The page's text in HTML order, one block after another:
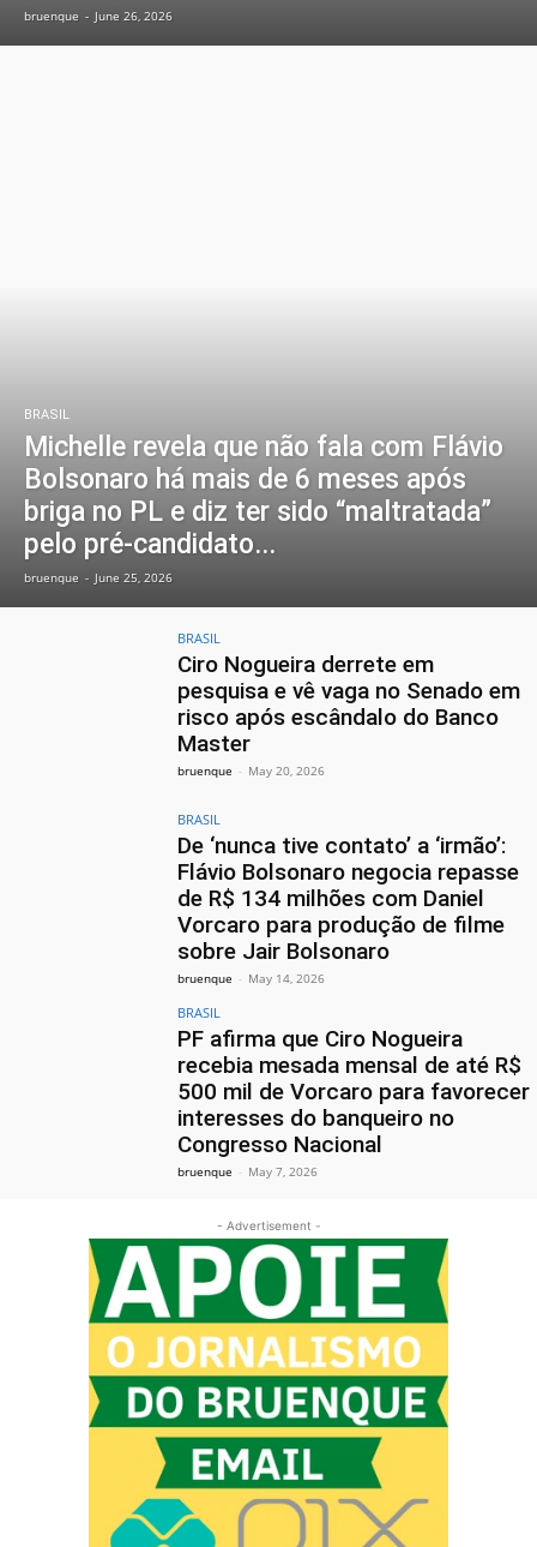
bruenque - June 26, 2026
BRASIL
Michelle revela que não fala com Flávio
Bolsonaro há mais de 6 meses após
briga no PL e diz ter sido “maltratada”
pelo pré-candidato...
bruenque - June 25, 2026
BRASIL
Ciro Nogueira derrete em
pesquisa e vê vaga no Senado em
risco após escândalo do Banco
Master
bruenque - May 20, 2026
BRASIL
De ‘nunca tive contato’ a ‘irmão’:
Flávio Bolsonaro negocia repasse
de R$ 134 milhões com Daniel
Vorcaro para produção de filme
sobre Jair Bolsonaro
bruenque - May 14, 2026
BRASIL
PF afirma que Ciro Nogueira
recebia mesada mensal de até R$
500 mil de Vorcaro para favorecer
interesses do banqueiro no
Congresso Nacional
bruenque - May 7, 2026
- Advertisement -